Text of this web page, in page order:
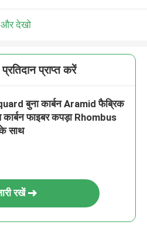
और देखो
प्राप्त करें
बुना कार्बन Aramid फैब्रिक
कार्बन फाइबर कपड़ा Rhombus
के साथ
रखें